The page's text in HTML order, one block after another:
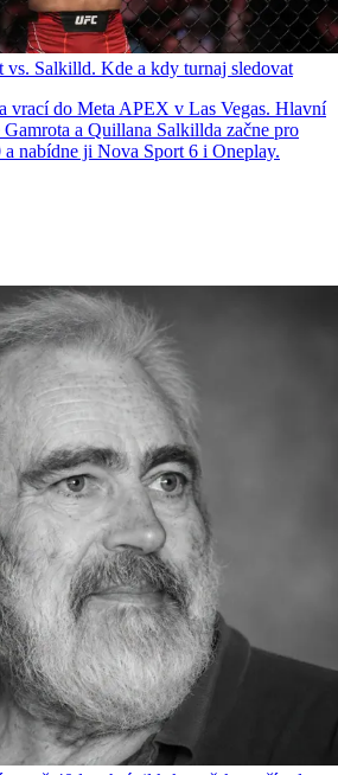
vs. Salkilld. Kde a kdy turnaj sledovat
vrací do Meta APEX v Las Vegas. Hlavní
Gamrota a Quillana Salkillda začne pro
nabídne ji Nova Sport 6 i Oneplay.